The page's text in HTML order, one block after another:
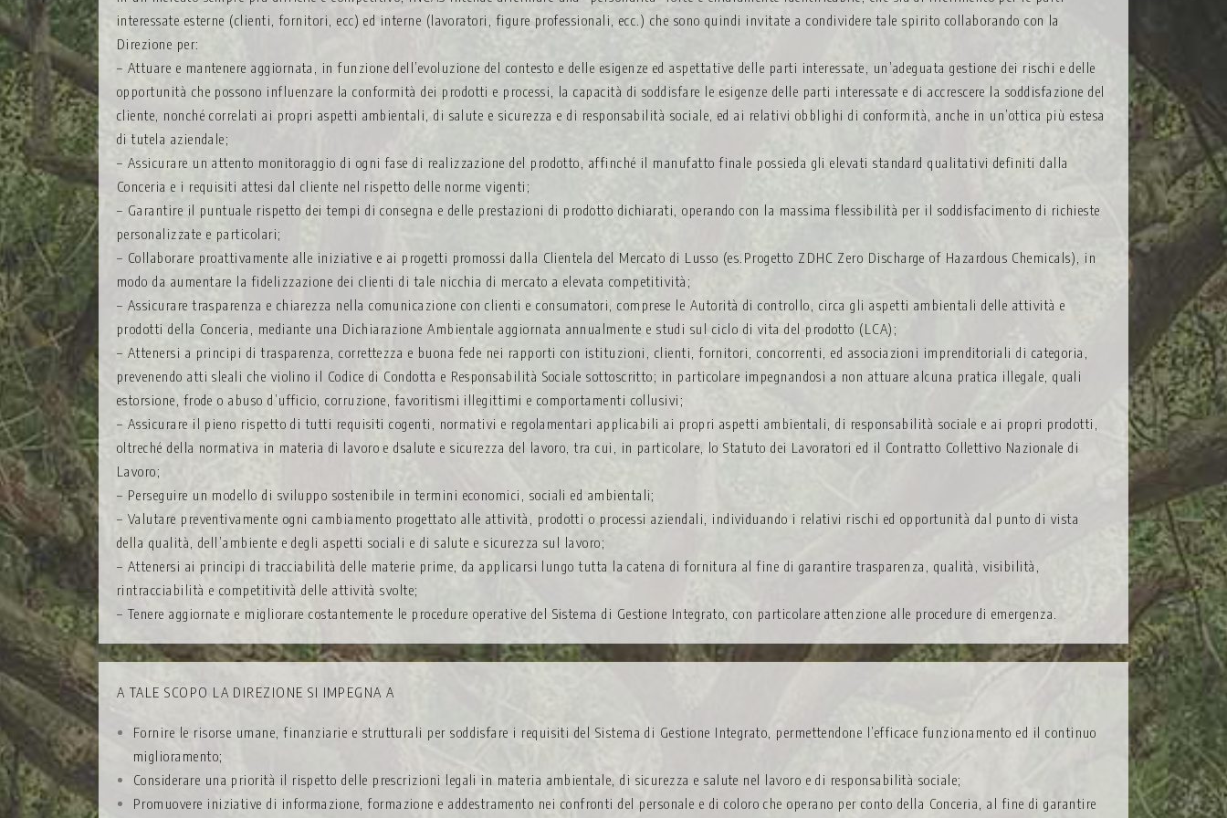
interessate esterne (clienti, fornitori, ecc) ed interne (lavoratori, figure professionali, ecc.) che sono quindi invitate a condividere tale spirito collaborando con la
Direzione per:
– Attuare e mantenere aggiornata, in funzione dell’evoluzione del contesto e delle esigenze ed aspettative delle parti interessate, un’adeguata gestione dei rischi e delle
opportunità che possono influenzare la conformità dei prodotti e processi, la capacità di soddisfare le esigenze delle parti interessate e di accrescere la soddisfazione del
cliente, nonché correlati ai propri aspetti ambientali, di salute e sicurezza e di responsabilità sociale, ed ai relativi obblighi di conformità, anche in un’ottica più estesa
di tutela aziendale;
– Assicurare un attento monitoraggio di ogni fase di realizzazione del prodotto, affinché il manufatto finale possieda gli elevati standard qualitativi definiti dalla
Conceria e i requisiti attesi dal cliente nel rispetto delle norme vigenti;
– Garantire il puntuale rispetto dei tempi di consegna e delle prestazioni di prodotto dichiarati, operando con la massima flessibilità per il soddisfacimento di richieste
personalizzate e particolari;
– Collaborare proattivamente alle iniziative e ai progetti promossi dalla Clientela del Mercato di Lusso (es.Progetto ZDHC Zero Discharge of Hazardous Chemicals), in
modo da aumentare la fidelizzazione dei clienti di tale nicchia di mercato a elevata competitività;
– Assicurare trasparenza e chiarezza nella comunicazione con clienti e consumatori, comprese le Autorità di controllo, circa gli aspetti ambientali delle attività e
prodotti della Conceria, mediante una Dichiarazione Ambientale aggiornata annualmente e studi sul ciclo di vita del prodotto (LCA);
– Attenersi a principi di trasparenza, correttezza e buona fede nei rapporti con istituzioni, clienti, fornitori, concorrenti, ed associazioni imprenditoriali di categoria,
prevenendo atti sleali che violino il Codice di Condotta e Responsabilità Sociale sottoscritto; in particolare impegnandosi a non attuare alcuna pratica illegale, quali
estorsione, frode o abuso d’ufficio, corruzione, favoritismi illegittimi e comportamenti collusivi;
– Assicurare il pieno rispetto di tutti requisiti cogenti, normativi e regolamentari applicabili ai propri aspetti ambientali, di responsabilità sociale e ai propri prodotti,
oltreché della normativa in materia di lavoro e dsalute e sicurezza del lavoro, tra cui, in particolare, lo Statuto dei Lavoratori ed il Contratto Collettivo Nazionale di
Lavoro;
– Perseguire un modello di sviluppo sostenibile in termini economici, sociali ed ambientali;
– Valutare preventivamente ogni cambiamento progettato alle attività, prodotti o processi aziendali, individuando i relativi rischi ed opportunità dal punto di vista
della qualità, dell’ambiente e degli aspetti sociali e di salute e sicurezza sul lavoro;
– Attenersi ai principi di tracciabilità delle materie prime, da applicarsi lungo tutta la catena di fornitura al fine di garantire trasparenza, qualità, visibilità,
rintracciabilità e competitività delle attività svolte;
– Tenere aggiornate e migliorare costantemente le procedure operative del Sistema di Gestione Integrato, con particolare attenzione alle procedure di emergenza.
A TALE SCOPO LA DIREZIONE SI IMPEGNA A
Fornire le risorse umane, finanziarie e strutturali per soddisfare i requisiti del Sistema di Gestione Integrato, permettendone l’efficace funzionamento ed il continuo
miglioramento;
Considerare una priorità il rispetto delle prescrizioni legali in materia ambientale, di sicurezza e salute nel lavoro e di responsabilità sociale;
Promuovere iniziative di informazione, formazione e addestramento nei confronti del personale e di coloro che operano per conto della Conceria, al fine di garantire